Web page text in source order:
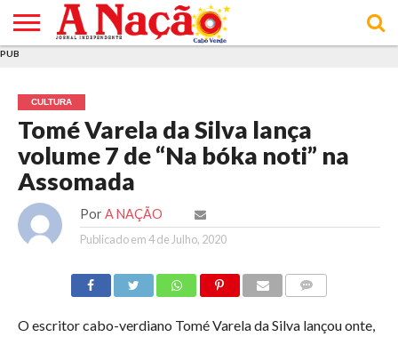
E DE
COOKIES
DE
UTILIZAÇÃO
PUB
CULTURA
Tomé Varela da Silva lança
volume 7 de “Na bóka noti” na
Assomada
Por A NAÇÃO
Publicado em4 de Julho, 2020
O escritor cabo-verdiano Tomé Varela da Silva lançou onte,